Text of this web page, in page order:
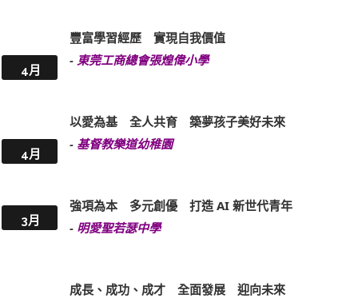
4月
豐富學習經歷 實現自我價值
- 東莞工商總會張煌偉小學
4月
以愛為基 全人共育 築夢孩子美好未來
- 基督教樂道幼稚園
3月
強項為本 多元創優 打造 AI 新世代青年
- 明愛聖若瑟中學
成長、成功、成才 全面發展 迎向未來